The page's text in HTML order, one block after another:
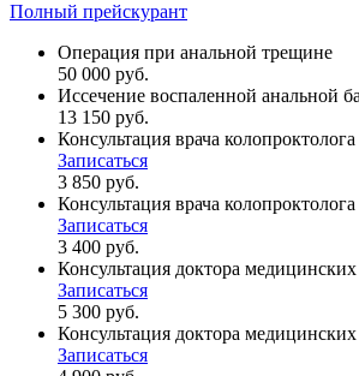
Полный прейскурант
Операция при анальной трещине
50 000 руб.
Иссечение воспаленной анальной
13 150 руб.
Консультация врача
Записаться
3 850 руб.
Консультация врача
Записаться
3 400 руб.
Консультация доктора
Записаться
5 300 руб.
Консультация доктора
Записаться